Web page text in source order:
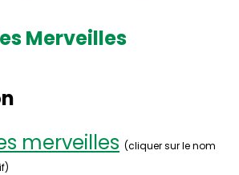
Merveilles
merveilles (cliquer sur le nom